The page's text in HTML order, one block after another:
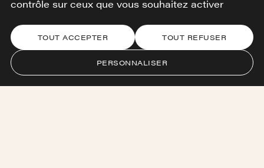
impact, alliant innovation
technologique, potentiel de
développement international et
contribution au rayonnement
contrôle sur ceux que vous souhaitez activer
TOUT ACCEPTER TOUT REFUSER
PERSONNALISER